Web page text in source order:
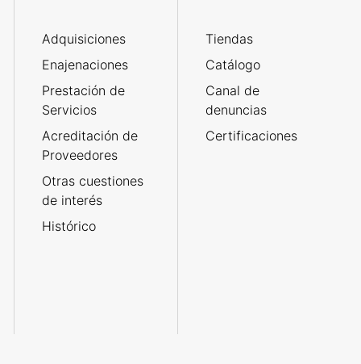
Adquisiciones
Enajenaciones
Prestación de
Servicios
Acreditación de
Proveedores
Otras cuestiones
de interés
Histórico
Tiendas
Catálogo
Canal de
denuncias
Certificaciones